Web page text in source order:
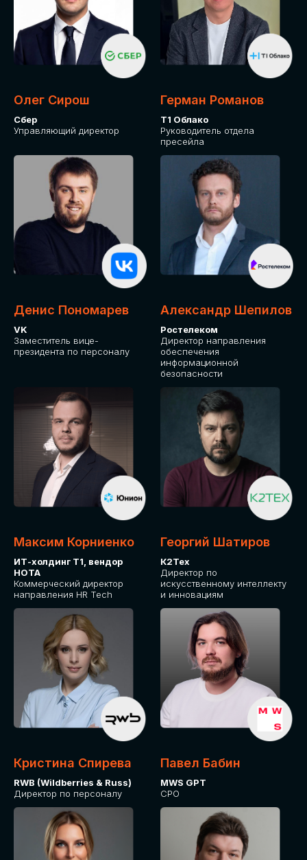
Олег Сирош
Сбер
Управляющий директор
Герман Романов
Т1 Облако
Руководитель отдела
пресейла
Денис Пономарев
VK
Заместитель вице-
президента по персоналу
Александр Шепилов
Ростелеком
Директор направления
обеспечения
информационной
безопасности
Максим Корниенко
ИТ-холдинг Т1, вендор
НОТА
Коммерческий директор
направления HR Tech
Георгий Шатиров
К2Тех
Директор по
искусственному интеллекту
и инновациям
Кристина Спирева
RWB (Wildberries & Russ)
Директор по персоналу
Павел Бабин
MWS GPT
CPO